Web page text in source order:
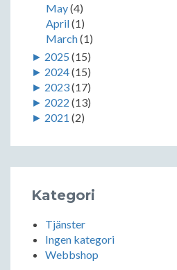
May(4)
April(1)
March(1)
► 2025 (15)
► 2024(15)
► 2023(17)
► 2022 (13)
► 2021 (2)
Kategori
Tjänster
Ingen kategori
Webbshop